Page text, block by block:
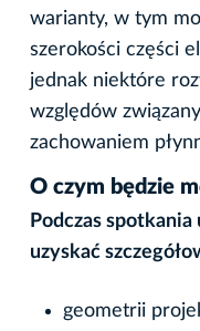
warianty, w tym
szerokości części
jednak niektóre
względów
zachowaniem
O czym będzie
Podczas
uzyskać
geometrii